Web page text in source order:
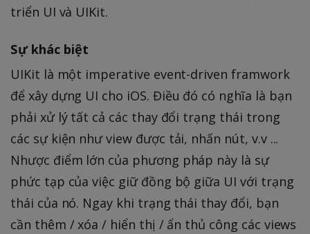
triển UI và UIKit.
Sự khác biệt
UIKit là một imperative event-driven framwork
để xây dựng UI cho iOS. Điều đó có nghĩa là bạn
phải xử lý tất cả các thay đổi trạng thái trong
các sự kiện như view được tải, nhấn nút, v.v ...
Nhược điểm lớn của phương pháp này là sự
phức tạp của việc giữ đồng bộ giữa UI với trạng
thái của nó. Ngay khi trạng thái thay đổi, bạn
cần thêm / xóa / hiển thị / ẩn thủ công các views